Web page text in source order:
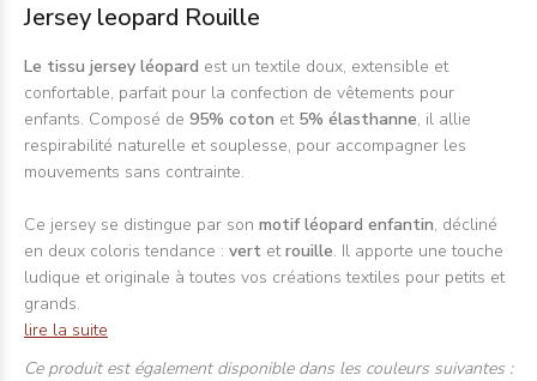
Jersey leopard Rouille
Le tissu jersey léopard est un textile doux, extensible et
confortable, parfait pour la confection de vêtements pour
enfants. Composé de 95% coton et 5% élasthanne, il allie
respirabilité naturelle et souplesse, pour accompagner les
mouvements sans contrainte.
Ce jersey se distingue par son motif léopard enfantin, décliné
en deux coloris tendance : vert etrouille. Il apporte une touche
ludique et originale à toutes vos créations textiles pour petits et
grands.
lire la suite
Ce produit est également disponible dans les couleurs suivantes :